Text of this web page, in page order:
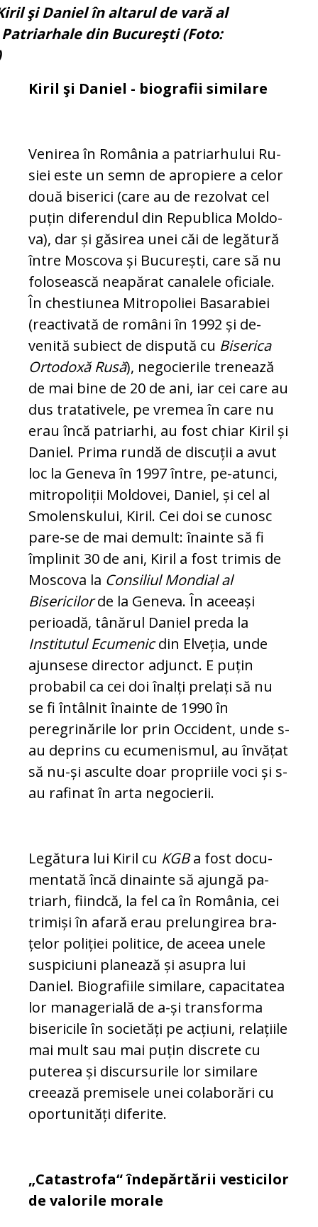
şi Daniel în altarul de vară al
din Bucureşti (Foto:
Kiril şi Daniel - biografii similare
Venirea în România a patriarhului Ru­
siei este un semn de apropiere a celor
două biserici (care au de rezolvat cel
puțin diferendul din Republica Mol­do­
va), dar și găsirea unei căi de legătură
între Moscova și București, care să nu
folosească neapărat canalele oficiale.
În chestiunea Mitropoliei Basarabiei
(re­activată de români în 1992 și de­
venită su­biect de dispută cu Bi­serica
Ortodoxă Ru­să), negocierile tre­nea­ză
de mai bine de 20 de ani, iar cei care au
dus tratativele, pe vre­mea în care nu
erau încă patriarhi, au fost chiar Ki­ril și
Daniel. Prima rundă de dis­cu­ții a avut
loc la Geneva în 1997 între, pe-atunci,
mitropoliții Moldovei, Da­niel, și cel al
Smolenskului, Kiril. Cei doi se cunosc
pare-se de mai demult: înainte să fi
împlinit 30 de ani, Kiril a fost trimis de
Moscova la Consiliul Mon­dial al
Bisericilorde la Geneva. În aceeași
perioadă, tânărul Daniel pre­­da la
Institutul Ecumenicdin El­veția, unde
ajunsese director adjunct. E puțin
probabil ca cei doi înalți pre­lați să nu
se fi întâlnit înainte de 1990 în
peregrinările lor prin Occident, un­de s-
au deprins cu ecumenismul, au învățat
să nu-și asculte doar propriile voci și s-
au rafinat în arta negocierii.
Legătura lui Kiril cu KGBa fost do­cu­
mentată încă dinainte să ajungă pa­
triarh, fiindcă, la fel ca în România, cei
trimiși în afară erau prelungirea bra­
țelor poliției politice, de aceea une­le
suspiciuni planează și asupra lui
Daniel. Biografiile similare, ca­pa­ci­ta­tea
lor managerială de a-și transforma
bisericile în societăți pe acțiuni, re­lațiile
mai mult sau mai puțin discrete cu
puterea și discursurile lor similare
creează premisele unei colaborări cu
oportunități diferite.
„Catastrofa“ îndepărtării vesticilor
de valorile morale